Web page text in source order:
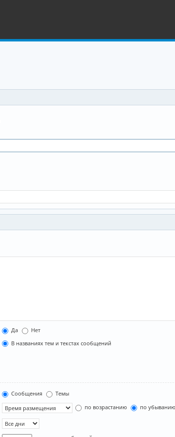
Да
Нет
В названиях тем и текстах сообщений
Сообщения
Темы
по возрастанию по убыванию